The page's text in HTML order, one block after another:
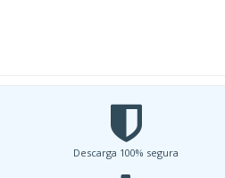
Descarga 100% segura